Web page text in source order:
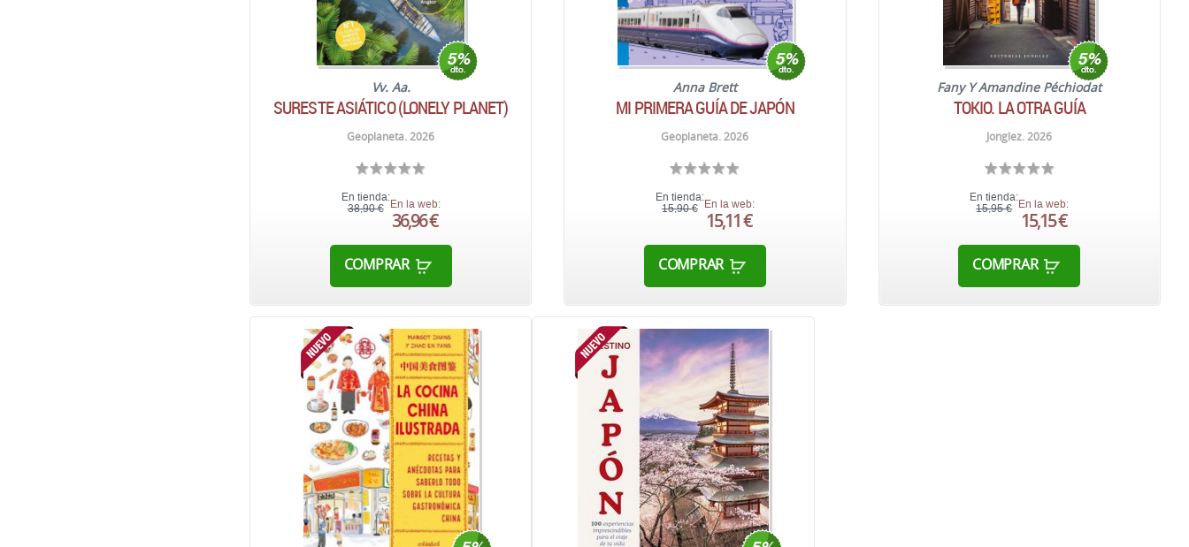
Vv. Aa.
SURESTE ASIÁTICO (LONELY PLANET)
Geoplaneta. 2026
En tienda:
38,90 € En la web:
36,96 €
COMPRAR
Anna Brett
MI PRIMERA GUÍA DE JAPÓN
Geoplaneta. 2026
En tienda:
15,90 € En la web:
15,11 €
COMPRAR
Fany Y Amandine Péchiodat
TOKIO. LA OTRA GUÍA
Jonglez. 2026
En tienda:
15,95 €
En la web:
15,15 €
COMPRAR